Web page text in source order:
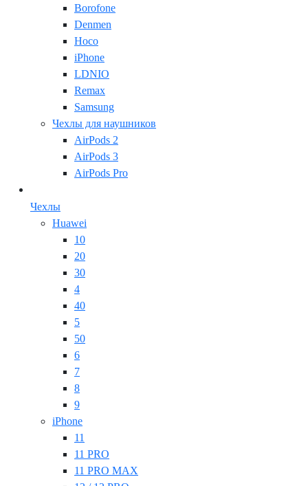
Borofone
Denmen
Hoco
iPhone
LDNIO
Remax
Samsung
Чехлы для наушников
AirPods 2
AirPods 3
AirPods Pro
Чехлы
Huawei
10
20
30
4
40
5
50
6
7
8
9
iPhone
11
11 PRO
11 PRO MAX